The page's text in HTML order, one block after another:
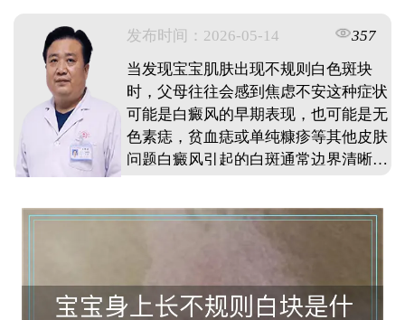
发布时间：2026-05-14
357
当发现宝宝肌肤出现不规则白色斑块
时，父母往往会感到焦虑不安这种症状
可能是白癜风的早期表现，也可能是无
色素痣，贫血痣或单纯糠疹等其他皮肤
问题白癜风引起的白斑通常边界清晰，
在身体任何部位由于婴幼儿皮肤娇嫩，
正规医疗机构进行专业检查，通过伍德
早期干预对控制病情发展至关重要，切